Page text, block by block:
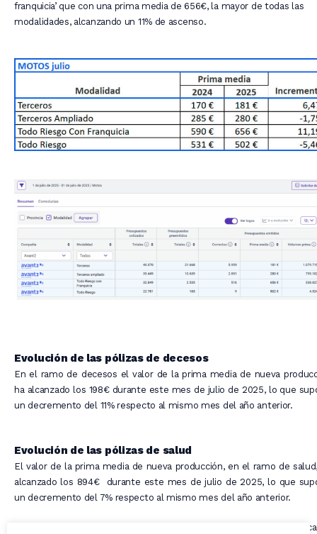
franquicia’ que con una prima media de 656€, la mayor de todas las
modalidades, alcanzando un 11% de ascenso.
Evolución de las pólizas de decesos
En el ramo de decesos el valor de la prima media de nueva
ha alcanzado los 198€ durante este mes de julio de 2025, lo que
un decremento del 11% respecto al mismo mes del año anterior.
Evolución de las pólizas de salud
El valor de la prima media de nueva producción, en el ramo de
alcanzado los 894€ durante este mes de julio de 2025, lo que
un decremento del 7% respecto al mismo mes del año anterior.
Estas cifras, recogidas del volumen global de datos del